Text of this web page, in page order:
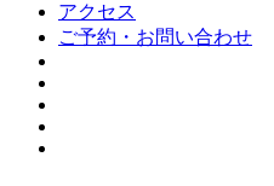
アクセス
ご予約・お問い合わせ